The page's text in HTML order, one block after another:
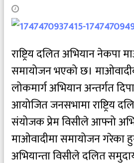
राष्ट्रिय दलित अभियान नेकपा
समायोजन भएको छ।
लोकमार्ग अभियान अन्तर्गत
आयोजित जनसभामा राष्ट्रिय
संयोजक प्रेम विसीले आफ्नो
माओवादीमा समायोजन गरेका
अभियान्ता विसीले दलित